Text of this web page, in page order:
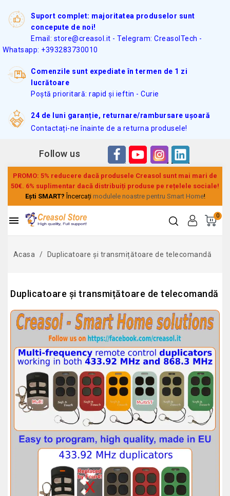
Suport complet: majoritatea produselor sunt
concepute de noi!
Email: store@creasol.it - Telegram: CreasolTech -
Whatsapp: +393283730010
Comenzile sunt expediate în termen de 1 zi
lucrătoare
Poștă prioritară: rapid și ieftin - Curie
24 de luni garanție, returnare/rambursare ușoară
Contactați-ne înainte de a returna produsele!
Follow us
PROMO: 5% reducere dacă produsele Creasol sunt mai mari de
50€. 6% suplimentar dacă distribuiți produse pe rețelele sociale!
Ești SMART? Încercați modulele noastre pentru Smart Home!
0

Acasa Duplicatoare și transmițătoare de telecomandă
Duplicatoare și transmițătoare de telecomandă